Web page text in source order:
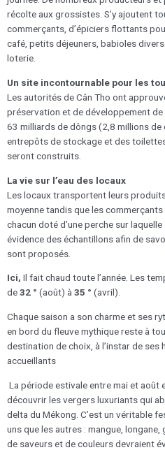
récolte aux grossistes. S’y ajoutent
commerçants, d’épiciers flottants
café, petits déjeuners, babioles
loterie.
Un site incontournable pour les
Les autorités de Cân Tho ont
préservation et de développement de
63 milliards de dôngs (2,8 millions de
entrepôts de stockage et des
seront construits.
La vie sur l’eau des locaux
Les locaux transportent leurs
moyenne tandis que les
chacun doté d’une perche sur
évidence des échantillons afin de
sont proposés.
Ici, Il fait chaud toute l’année. Les
de32 ° (août) à35 ° (avril).
Chaque saison a son charme et ses
en bord du fleuve mythique reste à
destination de choix, à l’instar de ses
accueillants
La période estivale entre mai et août
découvrir les vergers luxuriants qui
delta du Mékong. C’est un véritable
uns que les autres : mangue,
de saveurs et de couleurs devraient